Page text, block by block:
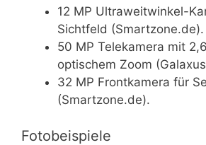
12 MP Ultraweitwinkel-
Sichtfeld (Smartzone.de).
50 MP Telekamera mit
optischem Zoom
32 MP Frontkamera für
(Smartzone.de).
Fotobeispiele